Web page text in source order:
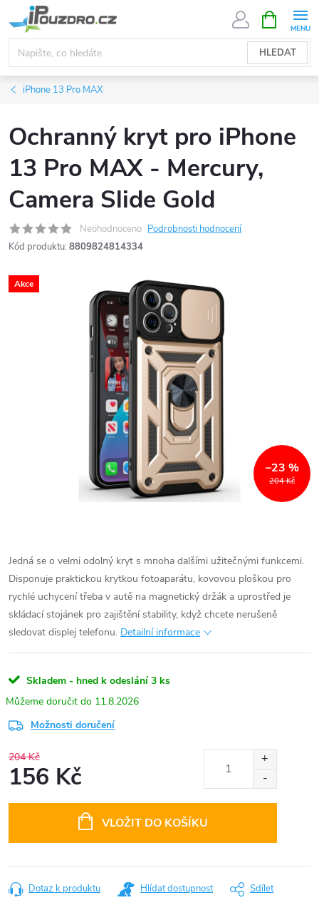
na
obsah
HLEDAT
NÁKUPNÍ
KOŠÍK
iPhone 13 Pro MAX
Ochranný kryt pro iPhone
13 Pro MAX - Mercury,
Camera Slide Gold
Neohodnoceno Podrobnosti hodnocení
Kód produktu: 8809824814334
Akce
204 Kč
–23 %
Jedná se o velmi odolný kryt s mnoha dalšími užitečnými funkcemi.
Disponuje praktickou krytkou fotoaparátu, kovovou ploškou pro
rychlé uchycení třeba v autě na magnetický držák a uprostřed je
skládací stojánek pro zajištění stability, když chcete nerušeně
sledovat displej telefonu. Detailní informace
Skladem - hned k odeslání 3 ks
11.8.2026
Možnosti doručení
204 Kč
156 Kč
VLOŽIT DO KOŠÍKU
Dotaz k produktu Hlídat dostupnost Sdílet